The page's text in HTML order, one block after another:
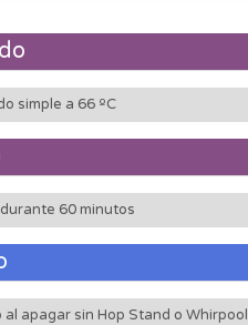
simple a 66 ºC
60 minutos
al apagar sin Hop Stand o Whirpool